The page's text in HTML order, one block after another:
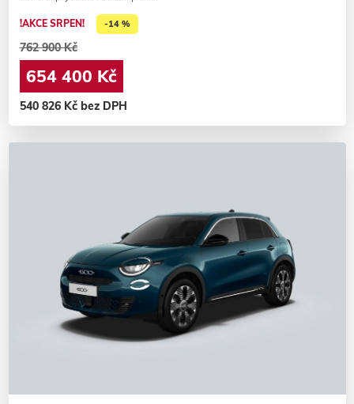
!AKCE SRPEN! -14 %
762 900 Kč
654 400 Kč
540 826 Kč bez DPH